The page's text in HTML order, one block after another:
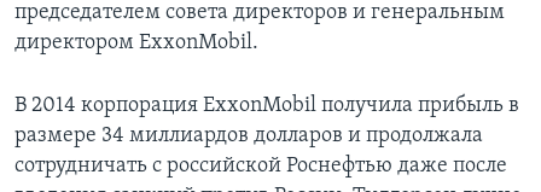
председателем совета директоров и генеральным
директором ExxonMobil.
В 2014 корпорация ExxonMobil получила прибыль в
размере 34 миллиардов долларов и продолжала
сотрудничать с российской Роснефтью даже после